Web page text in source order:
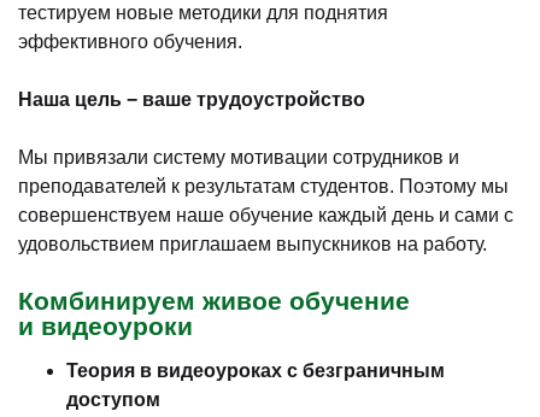
тестируем новые методики для поднятия
эффективного обучения.
Наша цель − ваше трудоустройство
Мы привязали систему мотивации сотрудников и
преподавателей к результатам студентов. Поэтому мы
совершенствуем наше обучение каждый день и сами с
удовольствием приглашаем выпускников на работу.
Комбинируем живое обучение
и видеоуроки
Теория в видеоуроках с безграничным
доступом